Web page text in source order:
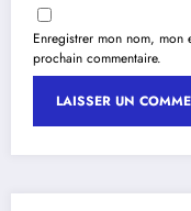
Enregistrer mon nom, mon
prochain commentaire.